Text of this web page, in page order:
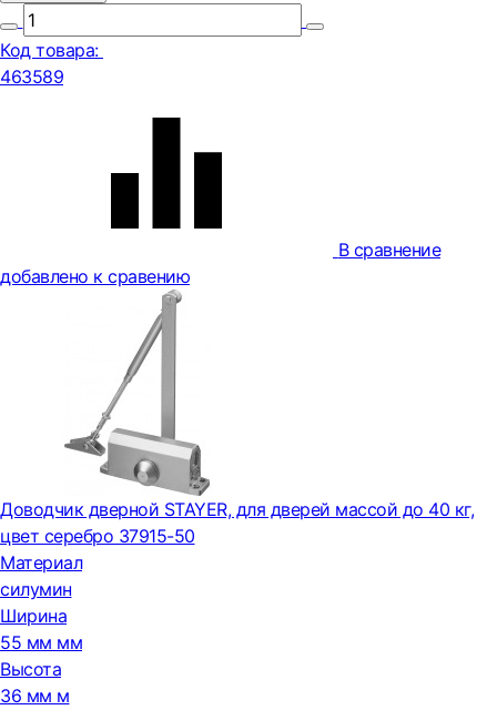
Код товара:
463589
В сравнение
добавлено к сравению
Доводчик дверной STAYER, для дверей массой до 40 кг,
цвет серебро 37915-50
Материал
силумин
Ширина
55 мм мм
Высота
36 мм м